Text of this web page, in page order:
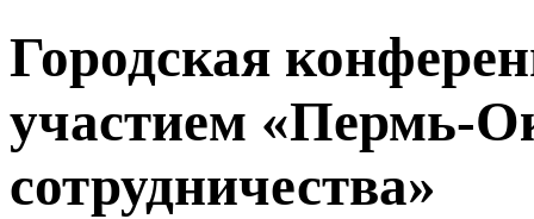
Городская
участием «Пермь-
сотрудничества»